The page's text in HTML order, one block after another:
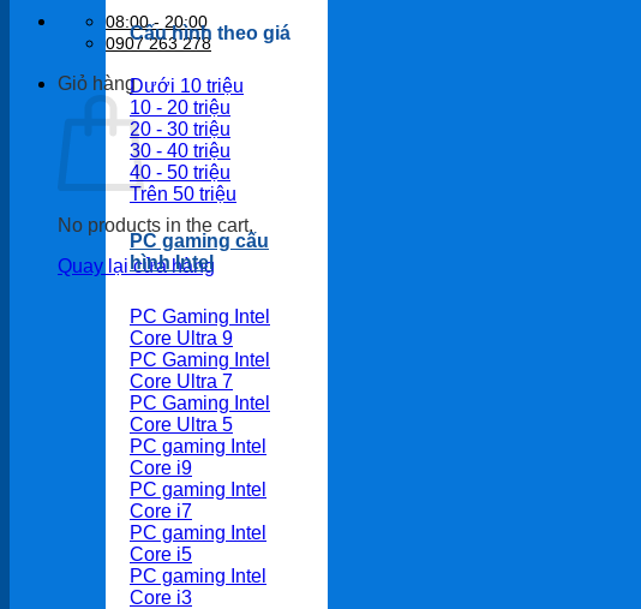
08:00 - 20:00
0907 263 278
Giỏ hàng
No products in the cart.
Quay lại cửa hàng
Cấu hình theo giá
Dưới 10 triệu
10 - 20 triệu
20 - 30 triệu
30 - 40 triệu
40 - 50 triệu
Trên 50 triệu
PC gaming cấu
hình Intel
PC Gaming Intel
Core Ultra 9
PC Gaming Intel
Core Ultra 7
PC Gaming Intel
Core Ultra 5
PC gaming Intel
Core i9
PC gaming Intel
Core i7
PC gaming Intel
Core i5
PC gaming Intel
Core i3